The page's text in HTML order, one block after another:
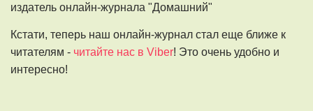
издатель онлайн-журнала "Домашний"
Кстати, теперь наш онлайн-журнал стал еще ближе к
читателям - читайте нас в Viber! Это очень удобно и
интересно!